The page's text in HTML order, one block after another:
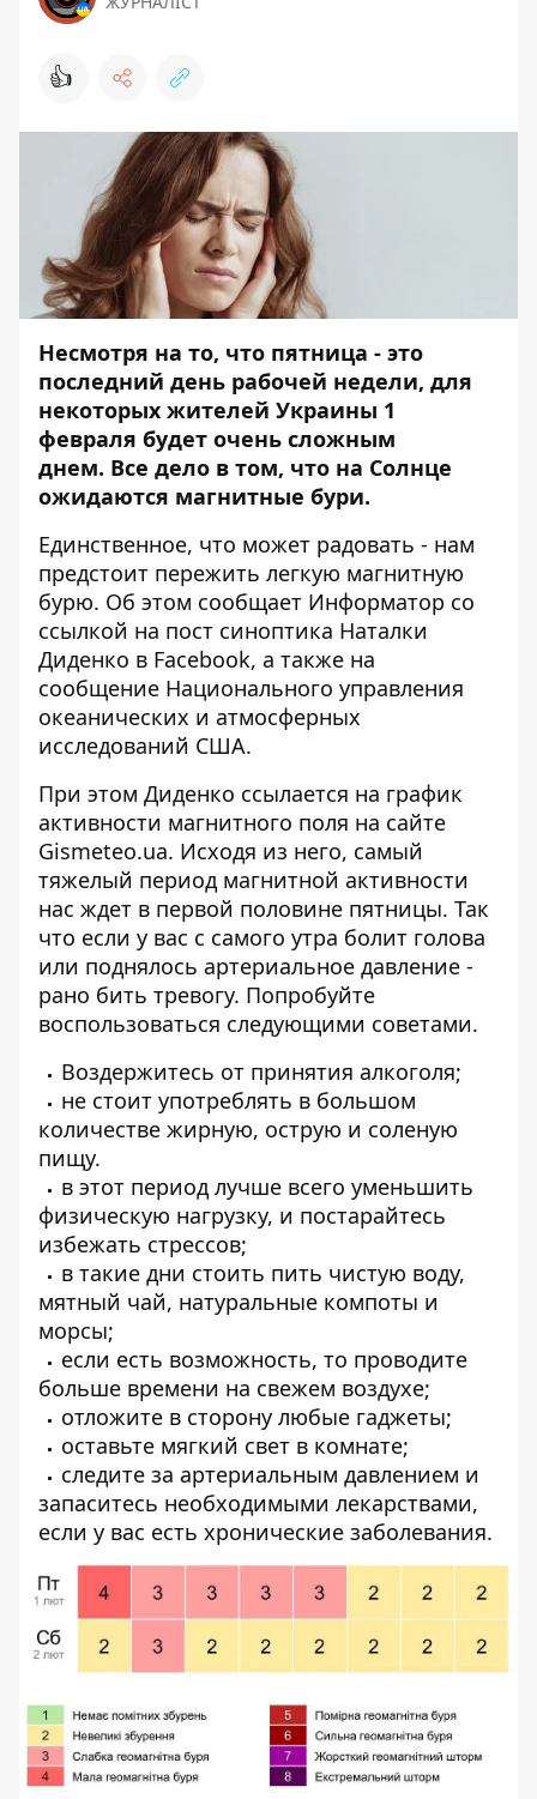
👍
Несмотря на то, что пятница - это
последний день рабочей недели, для
некоторых жителей Украины 1
февраля будет очень сложным
днем. Все дело в том, что на Солнце
ожидаются магнитные бури.
Единственное, что может радовать - нам
предстоит пережить легкую магнитную
бурю. Об этом сообщает Информатор со
ссылкой на пост синоптика Наталки
Диденко в Facebook, а также на
сообщение Национального управления
океанических и атмосферных
исследований США.
При этом Диденко ссылается на график
активности магнитного поля на сайте
Gismeteo.ua. Исходя из него, самый
тяжелый период магнитной активности
нас ждет в первой половине пятницы. Так
что если у вас с самого утра болит голова
или поднялось артериальное давление -
рано бить тревогу. Попробуйте
воспользоваться следующими советами.
Воздержитесь от принятия алкоголя;
не стоит употреблять в большом
количестве жирную, острую и соленую
пищу.
в этот период лучше всего уменьшить
физическую нагрузку, и постарайтесь
избежать стрессов;
в такие дни стоить пить чистую воду,
мятный чай, натуральные компоты и
морсы;
если есть возможность, то проводите
больше времени на свежем воздухе;
отложите в сторону любые гаджеты;
оставьте мягкий свет в комнате;
следите за артериальным давлением и
запаситесь необходимыми лекарствами,
если у вас есть хронические заболевания.